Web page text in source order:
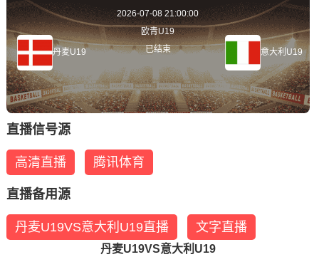
丹麦U19
2026-07-08 21:00:00
欧青U19
已结束
意大利U19
直播信号源
高清直播 腾讯体育
直播备用源
丹麦U19VS意大利U19直播 文字直播
丹麦U19VS意大利U19